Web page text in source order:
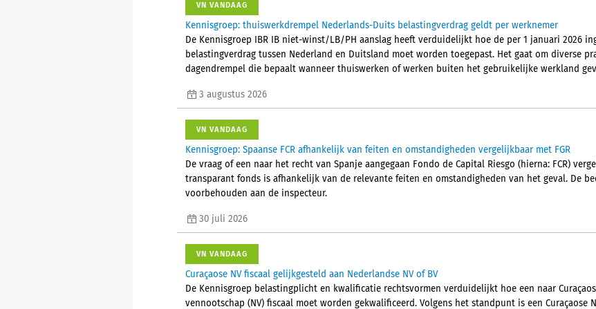
VN VANDAAG
Kennisgroep: thuiswerkdrempel Nederlands-Duits belastingverdrag geldt per werknemer
De Kennisgroep IBR IB niet-winst/LB/PH aanslag heeft verduidelijkt hoe de per 1 januari 2026
belastingverdrag tussen Nederland en Duitsland moet worden toegepast. Het gaat om diverse
dagendrempel die bepaalt wanneer thuiswerken of werken buiten het gebruikelijke werkland
3 augustus 2026
VN VANDAAG
Kennisgroep: Spaanse FCR afhankelijk van feiten en omstandigheden vergelijkbaar met FGR
De vraag of een naar het recht van Spanje aangegaan Fondo de Capital Riesgo (hierna: FCR)
transparant fonds is afhankelijk van de relevante feiten en omstandigheden van het geval. De
voorbehouden aan de inspecteur.
30 juli 2026
VN VANDAAG
Curaçaose NV fiscaal gelijkgesteld aan Nederlandse NV of BV
De Kennisgroep belastingplicht en kwalificatie rechtsvormen verduidelijkt hoe een naar
vennootschap (NV) fiscaal moet worden gekwalificeerd. Volgens het standpunt is een Curaçaose